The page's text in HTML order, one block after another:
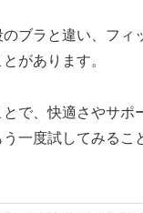
ブラと違い、フィ
があります。
で、快適さやサポ
一度試してみるこ